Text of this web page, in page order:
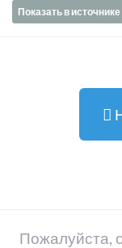
Показать в источнике
Пожалуйста,